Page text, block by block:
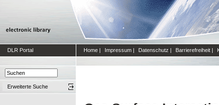
DLR Portal Home | Impressum | Datenschutz | Barrierefreiheit |
Erweiterte Suche